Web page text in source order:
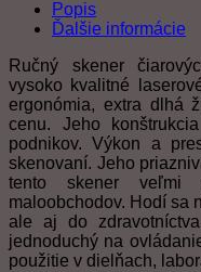
Popis
Ďalšie informácie
Ručný skener
vysoko kvalitné
ergonómia, extra dlhá
cenu. Jeho
podnikov. Výkon a
skenovaní. Jeho
tento skener veľmi
maloobchodov. Hodí sa
ale aj do
jednoduchý na
použitie v dielňach,